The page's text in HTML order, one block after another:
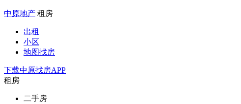
中原地产 租房
出租
小区
地图找房
下载中原找房APP
租房
二手房